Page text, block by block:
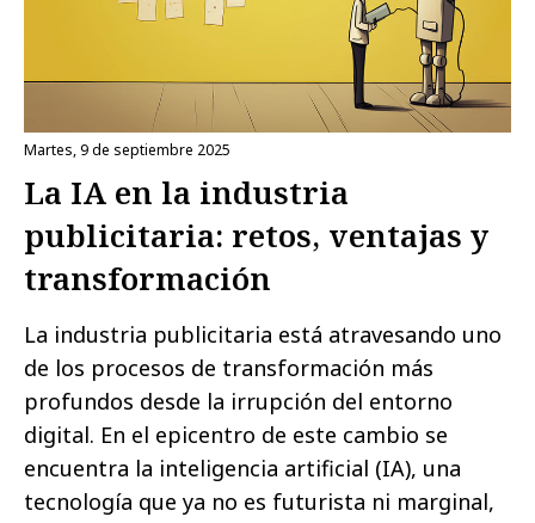
martes, 9 de septiembre 2025
La IA en la industria
publicitaria: retos, ventajas y
transformación
La industria publicitaria está atravesando uno
de los procesos de transformación más
profundos desde la irrupción del entorno
digital. En el epicentro de este cambio se
encuentra la inteligencia artificial (IA), una
tecnología que ya no es futurista ni marginal,